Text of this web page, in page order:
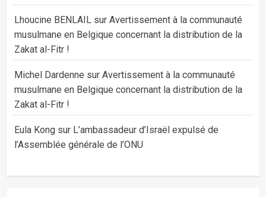
Lhoucine BENLAIL sur Avertissement à la communauté
musulmane en Belgique concernant la distribution de la
Zakat al-Fitr !
Michel Dardenne sur Avertissement à la communauté
musulmane en Belgique concernant la distribution de la
Zakat al-Fitr !
Eula Kong sur L’ambassadeur d’Israël expulsé de
l’Assemblée générale de l’ONU